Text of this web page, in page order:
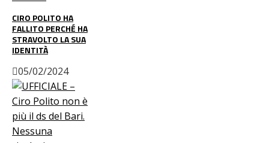
CIRO POLITO HA
FALLITO PERCHÉ HA
STRAVOLTO LA SUA
IDENTITÀ
05/02/2024